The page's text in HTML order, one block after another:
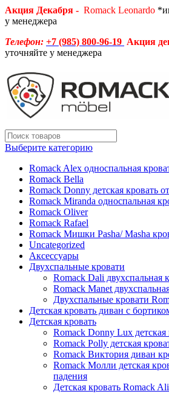
Акция Декабря - Romack Leonardo
у менеджера
Телефон: +7 (985) 800-96-19 Акция
уточняйте у менеджера
Выберите категорию
Romack Alex односпальная
Romack Bella
Romack Donny детская кровать
Romack Miranda односпальная
Romack Oliver
Romack Rafael
Romack Мишки Pasha/ Masha
Uncategorized
Аксессуары
Двухспальные кровати
Romack Dali двухспальная
Romack Manet
Двухспальные кровати
Детcкая кровать диван с
Детская кровать
Romack Donny Lux детская
Romack Polly детская
Romack Виктория диван
Romack Молли детская
падения
Детская кровать Romack